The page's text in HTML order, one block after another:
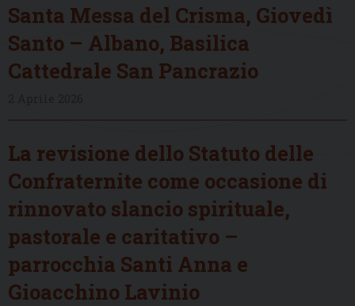
Santa Messa del Crisma, Giovedì
Santo – Albano, Basilica
Cattedrale San Pancrazio
La revisione dello Statuto delle
Confraternite come occasione di
rinnovato slancio spirituale,
pastorale e caritativo –
parrocchia Santi Anna e
Gioacchino Lavinio